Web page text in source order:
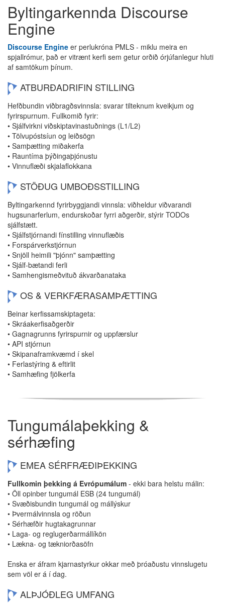
Byltingarkennda Discourse
Engine
Discourse Engine er perlukróna PMLS - miklu meira en
spjallrómur, það er vitrænt kerfi sem getur orðið órjúfanlegur hluti
af samtökum þínum.
ATBURÐADRIFIN STILLING
Hefðbundin viðbragðsvinnsla: svarar tilteknum kveikjum og
fyrirspurnum. Fullkomið fyrir:
• Sjálfvirkni viðskiptavinastuðnings (L1/L2)
• Tölvupóstsíun og leiðsögn
• Samþætting miðakerfa
• Rauntíma þýðingaþjónustu
• Vinnuflæði skjalaflokkana
STÖÐUG UMBOÐSSTILLING
Byltingarkennd fyrirbyggjandi vinnsla: viðheldur viðvarandi
hugsunarferlum, endurskoðar fyrri aðgerðir, stýrir TODOs
sjálfstætt.
• Sjálfstjórnandi fínstilling vinnuflæðis
• Forspárverkstjórnun
• Snjöll heimili "þjónn" samþætting
• Sjálf-bætandi ferli
• Samhengismeðvituð ákvarðanataka
OS & VERKFÆRASAMÞÆTTING
Beinar kerfissamskiptageta:
• Skráakerfisaðgerðir
• Gagnagrunns fyrirspurnir og uppfærslur
• API stjórnun
• Skipanaframkvæmd í skel
• Ferlastýring & eftirlit
• Samhæfing fjölkerfa
Tungumálaþekking &
sérhæfing
EMEA SÉRFRÆÐIÞEKKING
Fullkomin þekking á Evrópumálum - ekki bara helstu málin:
• Öll opinber tungumál ESB (24 tungumál)
• Svæðisbundin tungumál og mállýskur
• Þvermálvinnsla og röðun
• Sérhæfðir hugtakagrunnar
• Laga- og reglugerðarmállíkön
• Lækna- og tækniorðasöfn
Enska er áfram kjarnastyrkur okkar með þróaðustu vinnslugetu
sem völ er á í dag.
ALÞJÓÐLEG UMFANG